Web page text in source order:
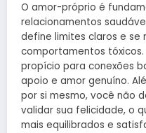
O amor-próprio é
relacionamentos
define limites claros e se
comportamentos
propício para conexões
apoio e amor genuíno.
por si mesmo, você não
validar sua felicidade, o
mais equilibrados e